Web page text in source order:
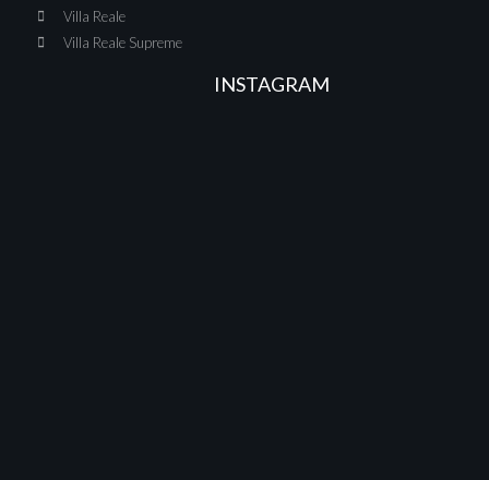
Villa Reale
Villa Reale Supreme
INSTAGRAM